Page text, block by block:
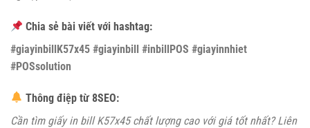
Chia sẻ bài viết với hashtag:
#giayinbillK57x45 #giayinbill #inbillPOS #giayinnhiet
#POSsolution
Thông điệp từ 8SEO:
Cần tìm giấy in bill K57x45 chất lượng cao với giá tốt nhất? Liên